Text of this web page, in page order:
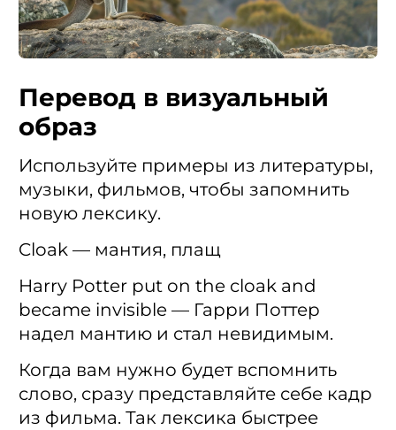
Перевод в визуальный
образ
Используйте примеры из литературы,
музыки, фильмов, чтобы запомнить
новую лексику.
Cloak — мантия, плащ
Harry Potter put on the cloak and
became invisible — Гарри Поттер
надел мантию и стал невидимым.
Когда вам нужно будет вспомнить
слово, сразу представляйте себе кадр
из фильма. Так лексика быстрее